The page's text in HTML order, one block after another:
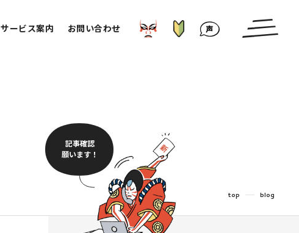
サービス案内 お問い合わせ お客様の声
top blog
記事確認
願います！